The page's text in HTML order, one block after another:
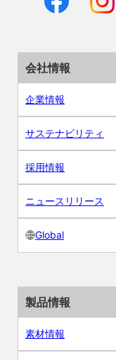
会社情報
企業情報
サステナビリティ
採用情報
ニュースリリース
Global
製品情報
素材情報